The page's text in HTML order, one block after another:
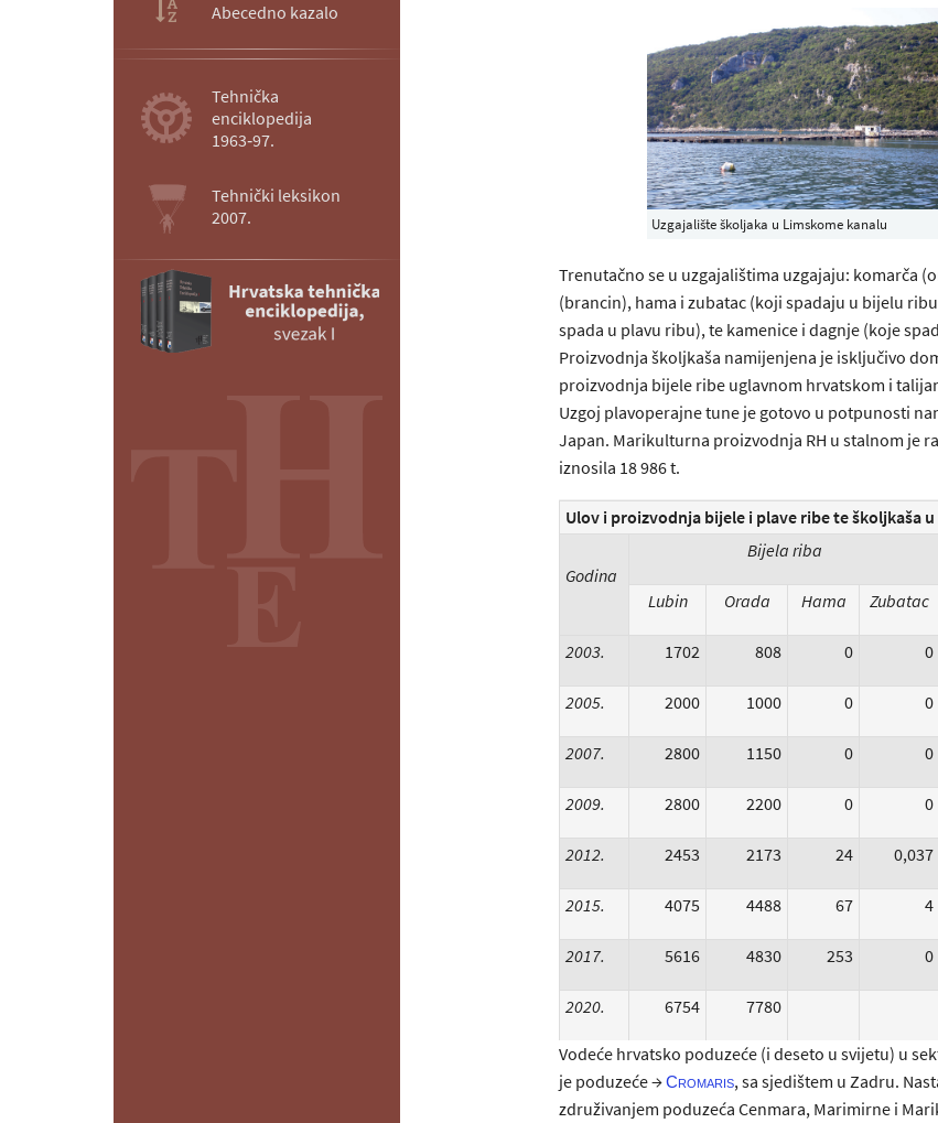
Abecedno kazalo
Tehnička
enciklopedija
1963‑97.
Tehnički leksikon
2007.
Uzgajalište školjaka u Limskome kanalu
Trenutačno se u uzgajalištima uzgajaju: komarča
(brancin), hama i zubatac (koji spadaju u bijelu
spada u plavu ribu), te kamenice i dagnje (koje
Proizvodnja školjkaša namijenjena je isključivo
proizvodnja bijele ribe uglavnom hrvatskom i
Uzgoj plavoperajne tune je gotovo u potpunosti
Japan. Marikulturna proizvodnja RH u stalnom je
iznosila 18 986 t.
Ulov i proizvodnja bijele i plave ribe te školjkaša u
Godina
Bijela riba
Lubin Orada Hama Zubatac
2003. 1702 808 0 0
2005. 2000 1000 0 0
2007. 2800 1150 0 0
2009. 2800 2200 0 0
2012. 2453 2173 24 0,037
2015. 4075 4488 67 4
2017. 5616 4830 253 0
2020. 6754 7780
Vodeće hrvatsko poduzeće (i deseto u svijetu) u
je poduzeće →Cromaris, sa sjedištem u Zadru.
združivanjem poduzeća Cenmara, Marimirne i